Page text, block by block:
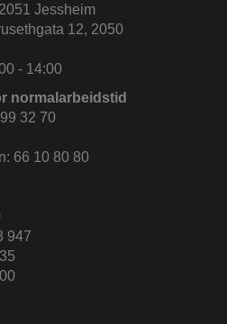
Jessheim
12, 2050
- 14:00
normalarbeidstid
32 70
66 10 80 80
947